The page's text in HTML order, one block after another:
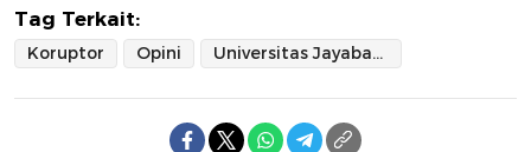
Tag Terkait:
Koruptor Opini Universitas Jayabaya